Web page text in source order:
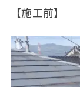
【施工前】